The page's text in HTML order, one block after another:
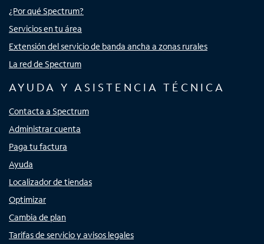
¿Por qué Spectrum?
Servicios en tu área
Extensión del servicio de banda ancha a zonas rurales
La red de Spectrum
AYUDA Y ASISTENCIA TÉCNICA
Contacta a Spectrum
Administrar cuenta
Paga tu factura
Ayuda
Localizador de tiendas
Optimizar
Cambia de plan
Tarifas de servicio y avisos legales